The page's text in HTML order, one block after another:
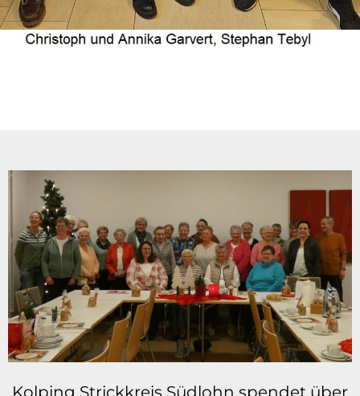
Kolping Strickkreis Südlohn spendet über